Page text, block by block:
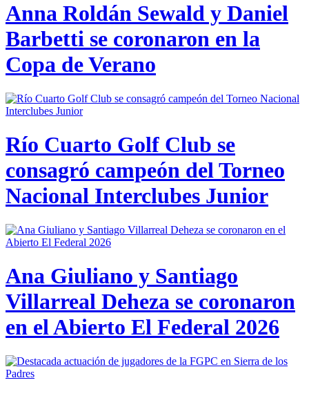
Anna Roldán Sewald y Daniel
Barbetti se coronaron en la
Copa de Verano
Río Cuarto Golf Club se
consagró campeón del Torneo
Nacional Interclubes Junior
Ana Giuliano y Santiago
Villarreal Deheza se coronaron
en el Abierto El Federal 2026